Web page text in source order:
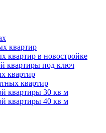
квартир
квартир в новостройке
квартиры под ключ
квартир
квартир
квартиры 30 кв м
квартиры 40 кв м